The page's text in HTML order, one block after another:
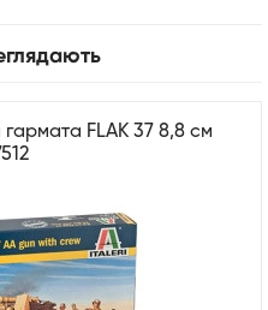
FLAK 37 8,8 см